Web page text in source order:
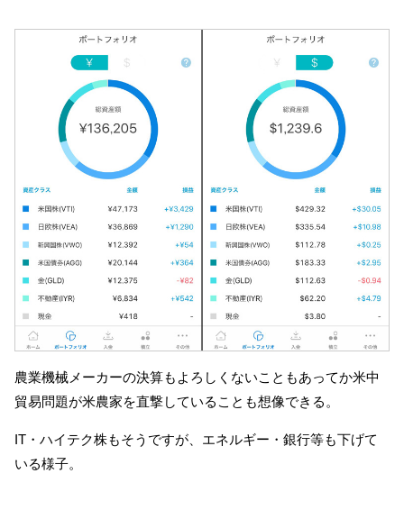
農業機械メーカーの決算もよろしくないこともあってか米中
貿易問題が米農家を直撃していることも想像できる。
IT・ハイテク株もそうですが、エネルギー・銀行等も下げて
いる様子。